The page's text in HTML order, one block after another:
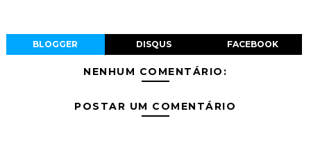
BLOGGER DISQUS FACEBOOK
NENHUM COMENTÁRIO:
POSTAR UM COMENTÁRIO